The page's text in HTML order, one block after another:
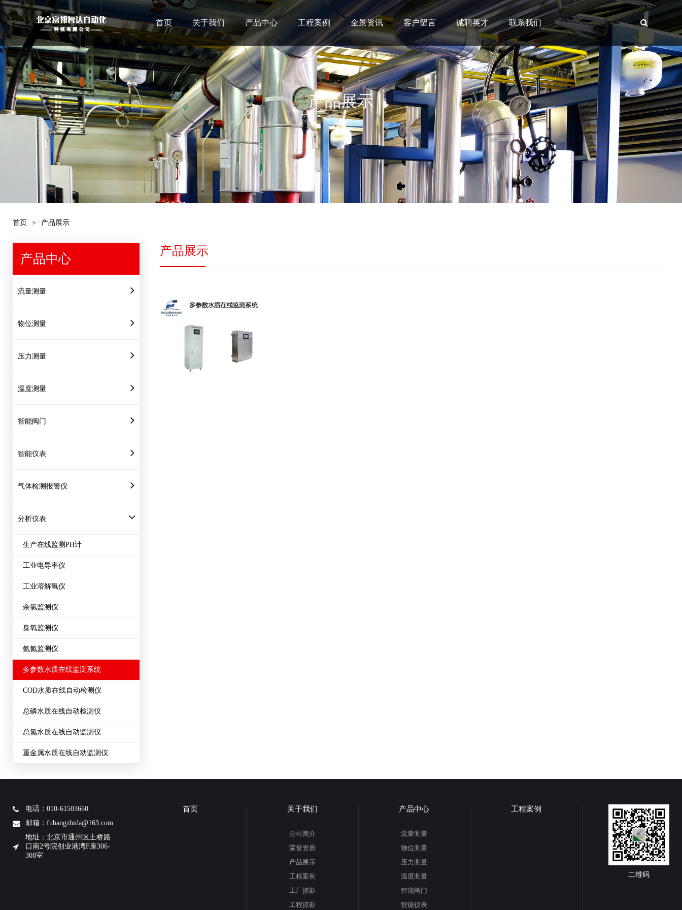
首页 关于我们 产品中心 工程案例 全景资讯 客户留言 诚聘英才 联系我们
产品展示
首页 > 产品展示
产品中心
流量测量
物位测量
压力测量
温度测量
智能阀门
智能仪表
气体检测报警仪
分析仪表
生产在线监测PH计
工业电导率仪
工业溶解氧仪
余氯监测仪
臭氧监测仪
氨氮监测仪
多参数水质在线监测系统
COD水质在线自动检测仪
总磷水质在线自动检测仪
总氮水质在线自动监测仪
重金属水质在线自动监测仪
产品展示
电话：010-61503660
邮箱：fubangzhida@163.com
地址：北京市通州区土桥路
口南2号院创业港湾F座306-
308室
首页 关于我们
公司简介
荣誉资质
产品展示
工程案例
工厂掠影
工程掠影
产品中心
流量测量
物位测量
压力测量
温度测量
智能阀门
智能仪表
工程案例
二维码